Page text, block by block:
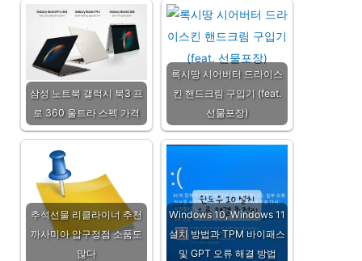
삼성 노트북 갤럭시 북3 프
로 360 울트라 스펙 가격
록시땅 시어버터 드라이스
킨 핸드크림 구입기 (feat.
선물포장)
추석선물 리클라이너 추천
까사미아 압구정점 소품도
많다
Windows 10, Windows 11
설치 방법과 TPM 바이패스
및 GPT 오류 해결 방법